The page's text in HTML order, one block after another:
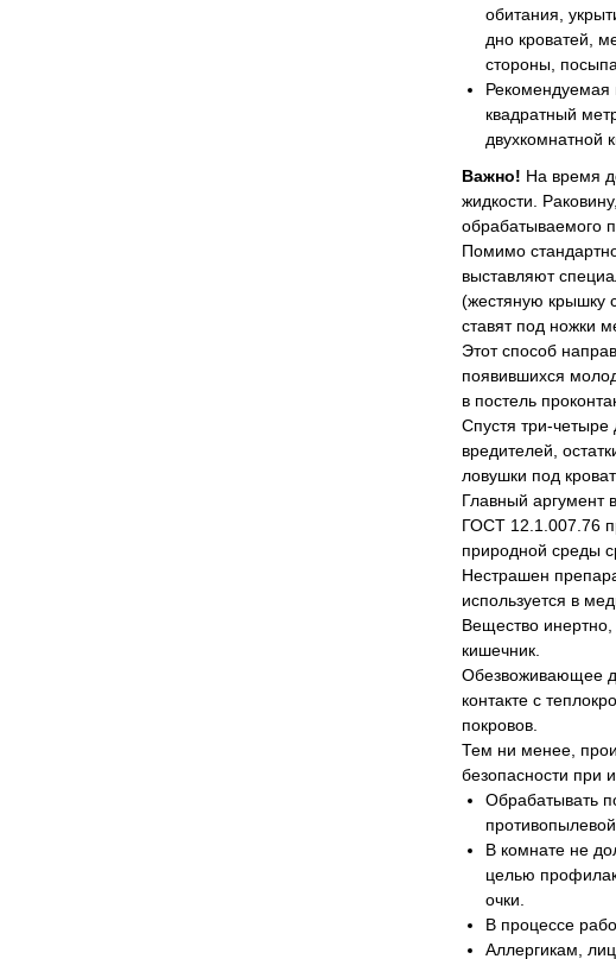
обитания,
дно кроватей,
стороны,
Рекомендуемая
квадратный
двухкомнатной
Важно! На время
жидкости.
обрабатываемого
Помимо
выставляют
(жестяную крышку
ставят под ножки
Этот способ
появившихся
в постель
Спустя три-
вредителей,
ловушки под
Главный аргумент
ГОСТ 12.1.007.76
природной среды
Нестрашен
используется в
Вещество
кишечник.
Обезвоживающее
контакте с
покровов.
Тем ни менее,
безопасности при
Обрабатывать
В комнате не
целью
очки.
В процессе
Аллергикам,